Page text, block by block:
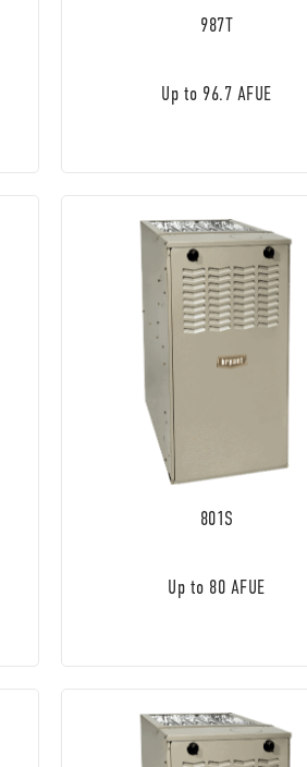
987T
Up to 96.7 AFUE
801S
Up to 80 AFUE